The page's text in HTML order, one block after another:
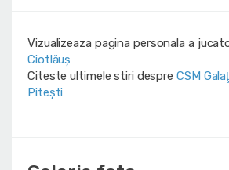
Vizualizeaza pagina personala a
Ciotlăuș
Citeste ultimele stiri despre CSM
Pitești